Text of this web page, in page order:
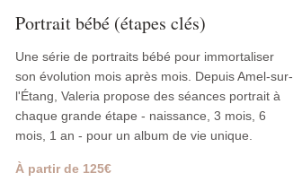
Portrait bébé (étapes clés)
Une série de portraits bébé pour immortaliser
son évolution mois après mois. Depuis Amel-sur-
l'Étang, Valeria propose des séances portrait à
chaque grande étape - naissance, 3 mois, 6
mois, 1 an - pour un album de vie unique.
À partir de 125€